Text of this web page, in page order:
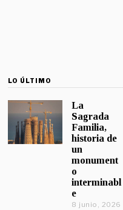
LO ÚLTIMO
La
Sagrada
Familia,
historia de
un
monument
o
interminabl
e
8 junio, 2026